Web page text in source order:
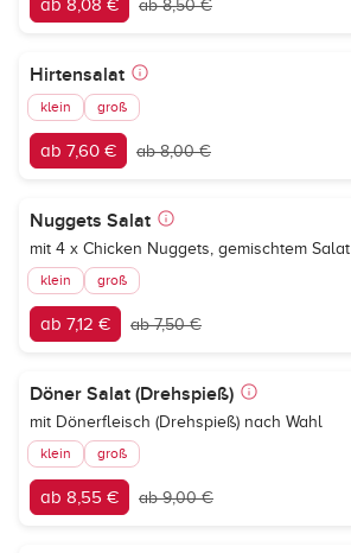
ab 8,08 € ab 8,50 €
Hirtensalat
klein groß
ab 7,60 € ab 8,00 €
Nuggets Salat
mit 4 x Chicken Nuggets, gemischtem Salat
klein groß
ab 7,12 € ab 7,50 €
Döner Salat (Drehspieß)
mit Dönerfleisch (Drehspieß) nach Wahl
klein groß
ab 8,55 € ab 9,00 €